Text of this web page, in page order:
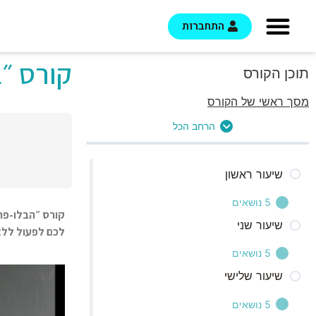
התחברות
תוכן הקורס
מסך ראשי של הקורס
הרחב הכל
שיעור ראשון
5 נושאים
הבלו-פרינט
שיעור שני
5 נושאים
פתיח
שיעור שלישי
5 נושאים
קורס
קורס ״הבלו-
לכם לפעול